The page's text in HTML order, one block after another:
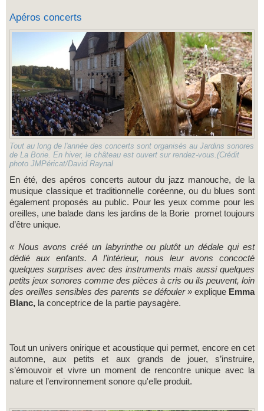
Apéros concerts
Tout au long de l'année des concerts sont organisés au Jardins sonores
de La Borie. En hiver, le château est ouvert sur rendez-vous.(Crédit
photo JMPéricat/David Raynal
En été, des apéros concerts autour du jazz manouche, de la
musique classique et traditionnelle coréenne, ou du blues sont
également proposés au public. Pour les yeux comme pour les
oreilles, une balade dans les jardins de la Borie promet toujours
d’être unique.
« Nous avons créé un labyrinthe ou plutôt un dédale qui est
dédié aux enfants. A l’intérieur, nous leur avons concocté
quelques surprises avec des instruments mais aussi quelques
petits jeux sonores comme des pièces à cris ou ils peuvent, loin
des oreilles sensibles des parents se défouler » expliqueEmma
Blanc, la conceptrice de la partie paysagère.
Tout un univers onirique et acoustique qui permet, encore en cet
automne, aux petits et aux grands de jouer, s’instruire,
s’émouvoir et vivre un moment de rencontre unique avec la
nature et l’environnement sonore qu'elle produit.